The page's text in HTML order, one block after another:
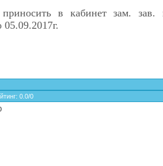
в кабинет зам.
05.09.2017г.
: 0.0/0